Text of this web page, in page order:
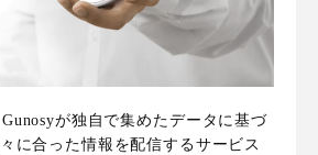
が独自で集めたデータに基づ
に合った情報を配信するサービス